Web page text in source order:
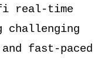
real-time
challenging
fast-paced